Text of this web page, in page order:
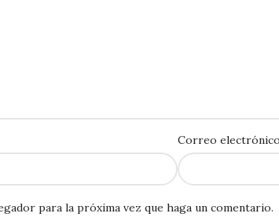
Correo electrónico
para la próxima vez que haga un comentario.